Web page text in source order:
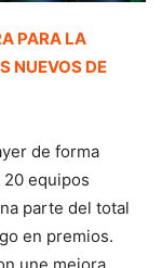
PARA LA
NUEVOS DE
de forma
20 equipos
parte del total
en premios.